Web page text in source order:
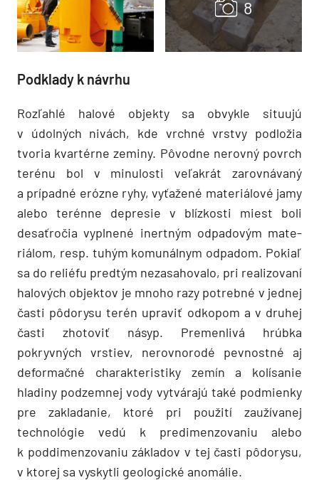
Podklady k návrhu
Rozľahlé halové objekty sa obvykle situujú
v údolných nivách, kde vrchné vrstvy podložia
tvoria kvartérne zeminy. Pôvodne nerovný povrch
terénu bol v minulosti veľakrát zarovnávaný
a prípadné erózne ryhy, vyťažené materiálové jamy
alebo terénne depresie v blízkosti miest boli
desaťročia vyplnené inertným odpadovým mate­
riálom, resp. tuhým komunálnym odpadom. Pokiaľ
sa do reliéfu predtým nezasahovalo, pri realizovaní
halových objektov je mnoho razy potrebné v jednej
časti pôdorysu terén upraviť odkopom a v druhej
časti zhotoviť násyp. Premenlivá hrúbka
pokryvných vrstiev, nerovnorodé pevnostné aj
deformačné charakteristiky zemín a kolísanie
hladiny podzemnej vody vytvárajú také podmienky
pre zakladanie, ktoré pri použití zaužívanej
technológie vedú k predimenzovaniu alebo
k poddimenzovaniu základov v tej časti pôdorysu,
v ktorej sa vyskytli geologické anomálie.